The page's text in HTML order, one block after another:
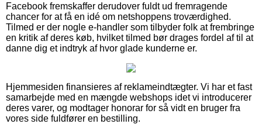
Facebook fremskaffer derudover fuldt ud fremragende
chancer for at få en idé om netshoppens troværdighed.
Tilmed er der nogle e-handler som tilbyder folk at frembringe
en kritik af deres køb, hvilket tilmed bør drages fordel af til at
danne dig et indtryk af hvor glade kunderne er.
Hjemmesiden finansieres af reklameindtægter. Vi har et fast
samarbejde med en mængde webshops idet vi introducerer
deres varer, og modtager honorar for så vidt en bruger fra
vores side fuldfører en bestilling.